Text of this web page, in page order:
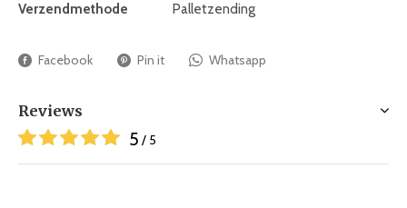
Verzendmethode
Palletzending
Facebook Pin it Whatsapp
Reviews
5 / 5